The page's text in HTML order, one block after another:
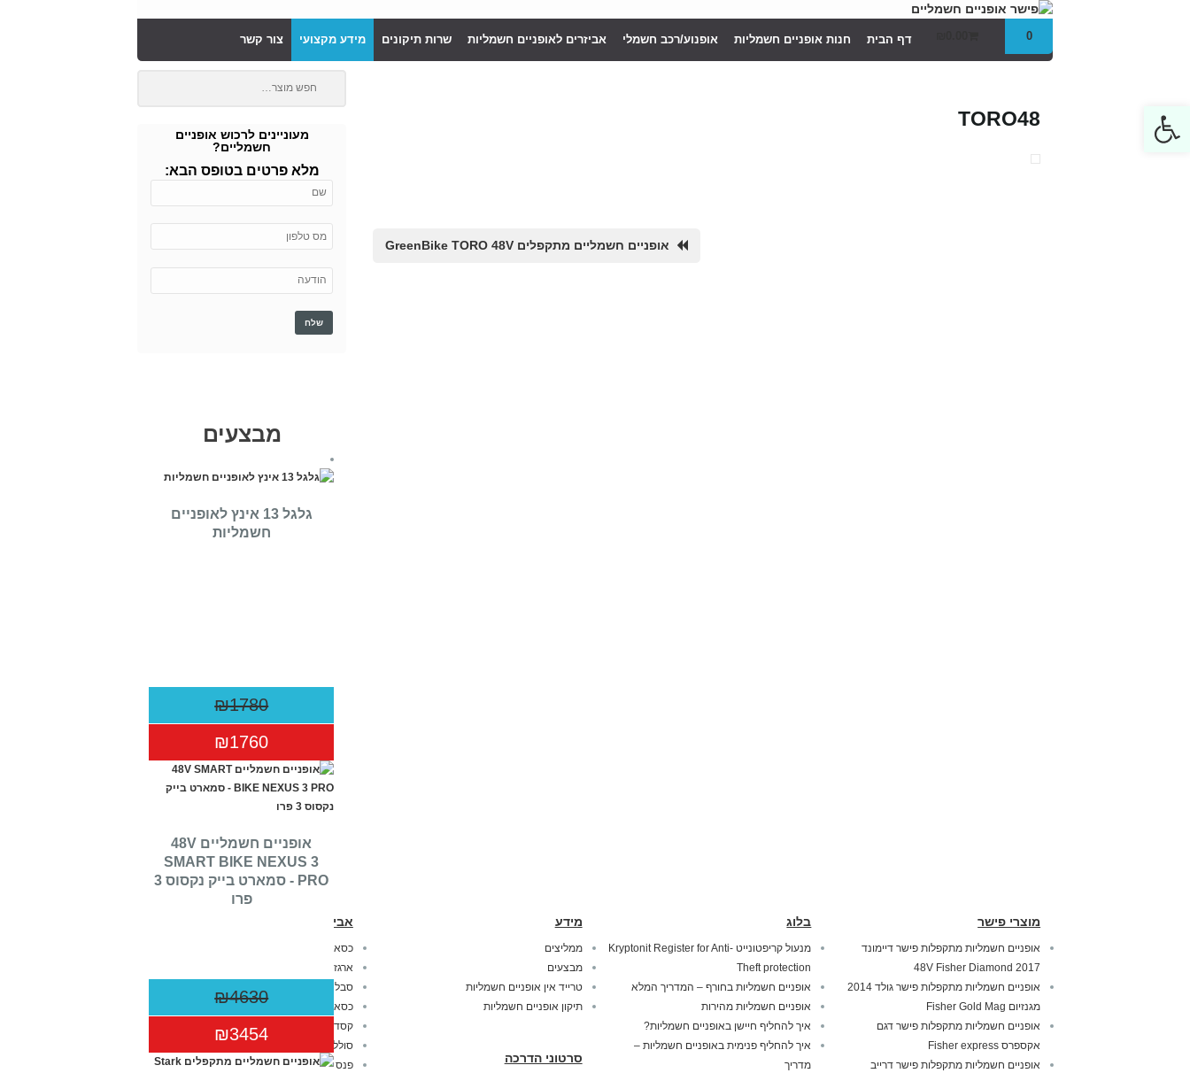
0 דף הבית חנות אופניים חשמליות אופנוע/רכב חשמלי אביזרים לאופניים חשמליות שרות תיקונים מידע מקצועי צור קשר
TORO48
אופניים חשמליים מתקפלים GreenBike TORO 48V
מעוניינים לרכוש אופניים
חשמליים?
מלא פרטים בטופס הבא:
מבצעים
גלגל 13 אינץ לאופניים
חשמליות
₪1780
₪1760
אופניים חשמליים 48V
SMART BIKE NEXUS 3
PRO - סמארט בייק נקסוס 3
פרו
₪4630
₪3454
מוצרי פישר
אופניים חשמליות מתקפלות פישר דיימונד
2017 48V Fisher Diamond
אופניים חשמליות מתקפלות פישר גולד 2014
מגנזיום Fisher Gold Mag
אופניים חשמליות מתקפלות פישר דגם
אקספרס Fisher express
אופניים חשמליות מתקפלות פישר דרייב
בלוג
מנעול קריפטונייט Kryptonit Register for Anti-
Theft protection
אופניים חשמליות בחורף – המדריך המלא
אופניים חשמליות מהירות
איך להחליף חיישן באופניים חשמליות?
איך להחליף פנימית באופניים חשמליות –
מדריך
מידע
ממליצים
מבצעים
טרייד אין אופניים חשמליות
תיקון אופניים חשמליות
סרטוני הדרכה
אביזרים לאופניים חשמליות
כסא לאופניים
ארגז לאופניים חשמליות
סבל לאופניים
כסא אופניים לתינוק
קסדה לאופניים
סוללה לאופניים חשמליות
פנס לאופניים